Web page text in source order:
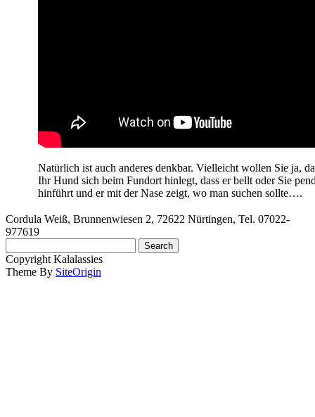
Natürlich ist auch anderes denkbar. Vielleicht wollen Sie ja,
Ihr Hund sich beim Fundort hinlegt, dass er bellt oder Sie
hinführt und er mit der Nase zeigt, wo man suchen sollte….
Cordula Weiß, Brunnenwiesen 2, 72622 Nürtingen, Tel. 07022-
977619
for:
Copyright Kalalassies
Theme By SiteOrigin